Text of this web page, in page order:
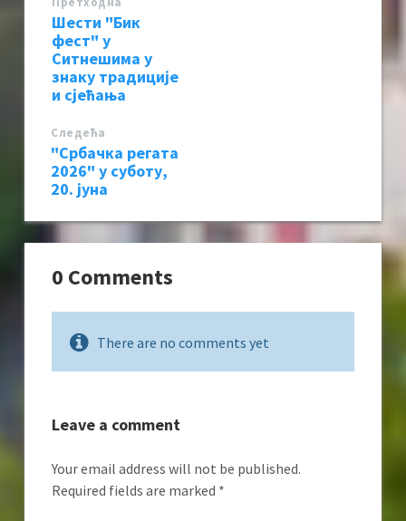
Шести "Бик
фест" у
Ситнешима у
знаку традиције
и сјећања
Следећa
"Србачка регата
2026" у суботу,
20. јуна
0 Comments
There are no comments yet
Leave a comment
Your email address will not be published.
Required fields are marked *